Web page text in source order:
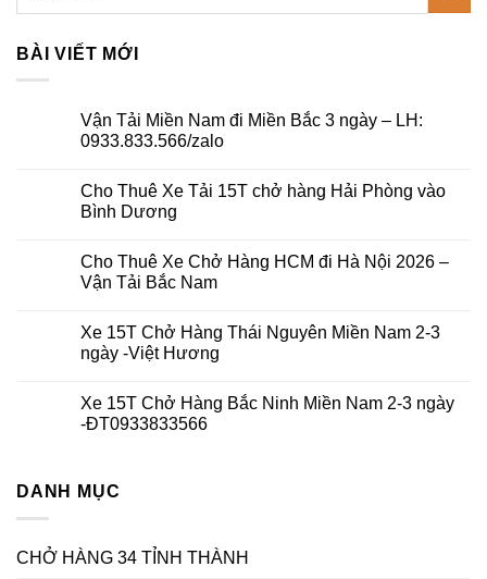
BÀI VIẾT MỚI
Vận Tải Miền Nam đi Miền Bắc 3 ngày – LH:
0933.833.566/zalo
bình
luận
ở
Miền
Nam
đi
3
ngày
–
Cho Thuê Xe Tải 15T chở hàng Hải Phòng vào
Bình Dương
bình
luận
ở
Xe
Tải
15T
Hải
Phòng
vào
Cho Thuê Xe Chở Hàng HCM đi Hà Nội 2026 –
Vận Tải Bắc Nam
bình
luận
ở
Xe
Chở
Hàng
Nội
2026
Tải
Bắc
Xe 15T Chở Hàng Thái Nguyên Miền Nam 2-3
ngày -Việt Hương
bình
luận
Hàng
Thái
Nam
2-
Xe 15T Chở Hàng Bắc Ninh Miền Nam 2-3 ngày
-ĐT0933833566
luận
Chở
Hàng
DANH MỤC
CHỞ HÀNG 34 TỈNH THÀNH